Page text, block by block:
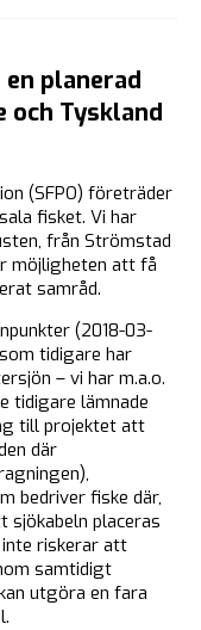
planerad
och Tyskland
(SFPO) företräder
fisket. Vi har
från Strömstad
möjligheten att få
samråd.
(2018-03-
tidigare har
– vi har m.a.o.
tidigare lämnade
till projektet att
där
bedriver fiske där,
sjökabeln placeras
riskerar att
samtidigt
utgöra en fara